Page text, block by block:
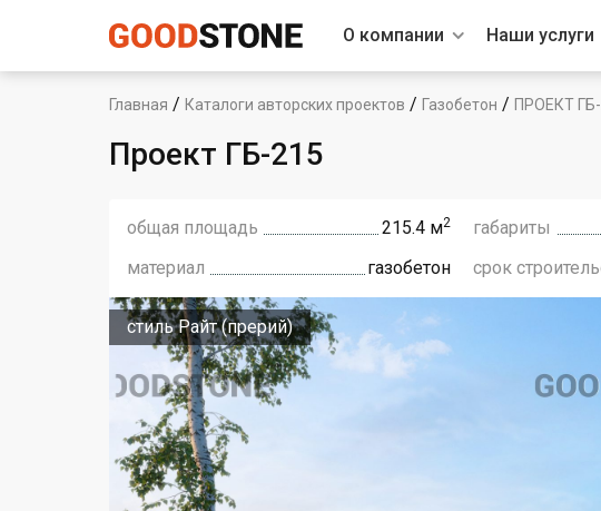
О компании Наши услуги
Главная / Каталоги авторских проектов / Газобетон / ПРОЕКТ
Проект ГБ-215
общая площадь 215.4 м2 габариты
материал
газобетон срок
стиль Райт (прерий)